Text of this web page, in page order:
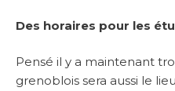
Des horaires pour les
Pensé il y a maintenant
grenoblois sera aussi le